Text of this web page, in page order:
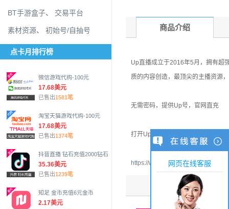
BT手游盒子、 交易平台
素材资源、 初始号/自抽号
点卡月排行榜
微信游戏代购-100元
17.68美元
已售出1581笔
淘宝天猫游戏代购-100元
17.68美元
已售出1374笔
抖音直播 钻石充值2000钻石
35.36美元
已售出1239笔
知足 金币充值6元金币
2.17美元
商品介绍
Up直播成立于2016年5月，拥有超
质的内容创造，最顶尖的主播资源
无需密码，提供Up号，官网直充
打开Up直播App点击个人主页，在
https://www.upliveapp.com/
更多直播
网页在线客服